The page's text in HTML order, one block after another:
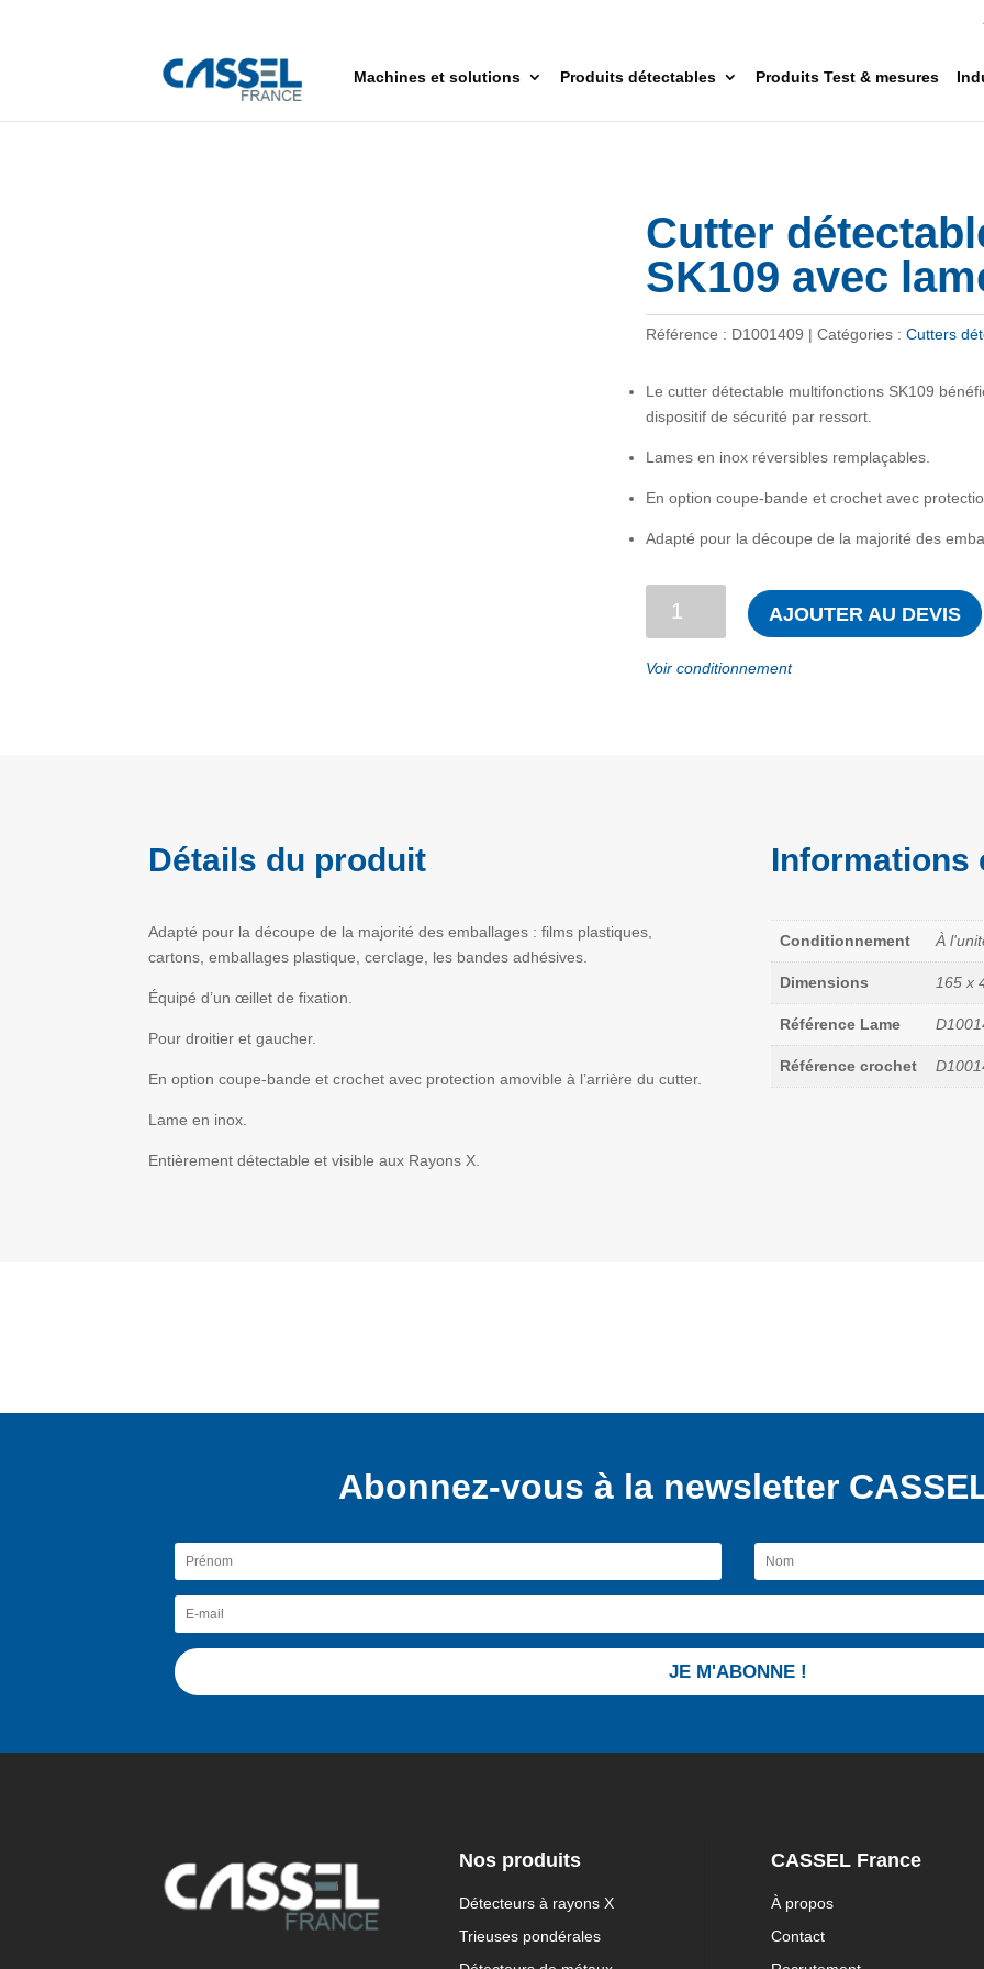
Machines et solutions Produits détectables Produits Test & mesures
Cutter
SK109 avec
Référence : D1001409 Catégories :Cutters
Le cutter détectable multifonctions SK109
dispositif de sécurité par ressort.
Lames en inox réversibles remplaçables.
En option coupe-bande et crochet avec
Adapté pour la découpe de la majorité des
détectable
AJOUTER AU DEVIS
Voir conditionnement
Détails du produit
Adapté pour la découpe de la majorité des emballages : films plastiques,
cartons, emballages plastique, cerclage, les bandes adhésives.
Équipé d’un œillet de fixation.
Pour droitier et gaucher.
En option coupe-bande et crochet avec protection amovible à l’arrière du cutter.
Lame en inox.
Entièrement détectable et visible aux Rayons X.
Informations
Conditionnement À
Dimensions 165 x
Référence Lame
Référence crochet
Abonnez-vous à la newsletter
JE M'ABONNE !
Nos produits
Détecteurs à rayons X
Trieuses pondérales
CASSEL France
À propos
Contact